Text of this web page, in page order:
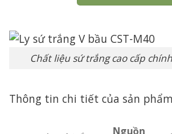
Chất liệu sứ trắng cao cấp
Thông tin chi tiết của sản
Nguồn